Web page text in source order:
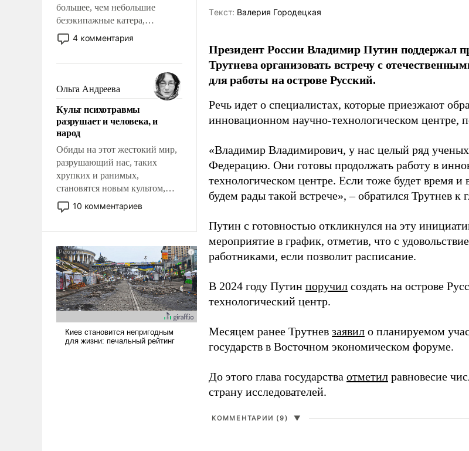
большее, чем небольшие
безэкипажные катера,
применение которых уже
стало обыденностью. Задача по
сложна и амбициозна. Однако
и ее реализация радикально
поднимет наши боевые
возможности.
4 комментария
Ольга Андреева
Культ психотравмы
разрушает и человека, и
народ
Обиды на этот жестокий мир,
разрушающий нас, таких
хрупких и ранимых,
становятся новым культом,
постепенно вытесняя и
отменяя традиционное
ударами судьбы, брать на себя
ответственность, помогать
слабым, идти вперед и
адаптироваться.
10 комментариев
Tекст: Валерия Городецкая
Президент России Владимир Путин поддержал
Трутнева организовать встречу с
для работы на острове Русский.
Речь идет о специалистах, которые приезжают
инновационном научно-технологическом центре,
«Владимир Владимирович, у нас целый ряд
Федерацию. Они готовы продолжать работу в
технологическом центре. Если тоже будет время и
будем рады такой встрече», – обратился Трутнев к
Путин с готовностью откликнулся на эту
мероприятие в график, отметив, что с
работниками, если позволит расписание.
В 2024 году Путин поручил создать на острове
технологический центр.
Месяцем ранее Трутнев заявил о планируемом
государств в Восточном экономическом форуме.
До этого глава государства отметил равновесие
страну исследователей.
КОММЕНТАРИИ (9) ▼